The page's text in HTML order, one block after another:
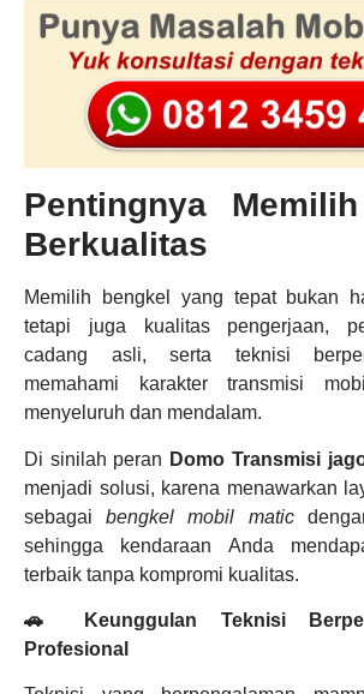
Pentingnya
Berkualitas
Memilih bengkel yang tepat bukan
tetapi juga kualitas pengerjaan,
cadang asli, serta teknisi
memahami karakter transmisi
menyeluruh dan mendalam.
Di sinilah peran Domo Transmisi
menjadi solusi, karena menawarkan
sebagaibengkel mobil matic
sehingga kendaraan Anda
terbaik tanpa kompromi kualitas.
🚗 Keunggulan Teknisi
Profesional